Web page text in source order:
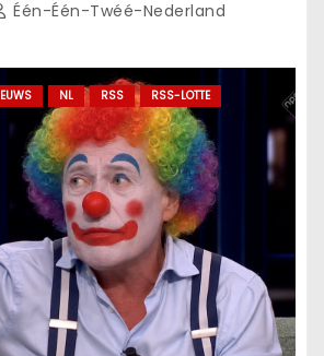
Één-Één-Twéé-Nederland
NL RSS
RSS-LOTTE